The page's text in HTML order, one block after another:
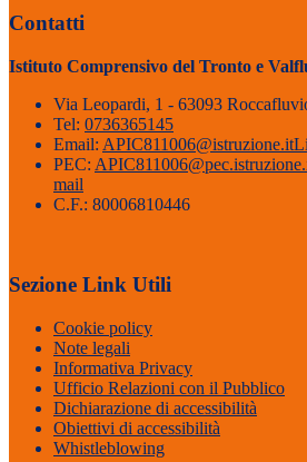
Contatti
Istituto Comprensivo del Tronto e
Via Leopardi, 1 - 63093
Tel: 0736365145
Email: APIC811006@istruzione.it
PEC:
mail
C.F.: 80006810446
Sezione Link Utili
Cookie policy
Note legali
Informativa Privacy
Ufficio Relazioni con il Pubblico
Dichiarazione di accessibilità
Obiettivi di accessibilità
Whistleblowing